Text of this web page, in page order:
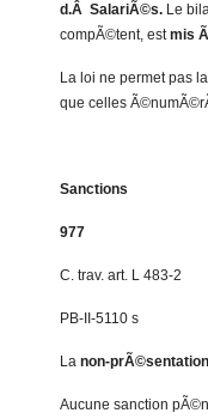
d.Â SalariÃ©s. Le
compÃ©tent, estmis
La loi ne permet pas
que celles
Sanctions
977
C. trav. art. L 483-2
PB-II-5110 s
La non-prÃ©sentation
Aucune sanction